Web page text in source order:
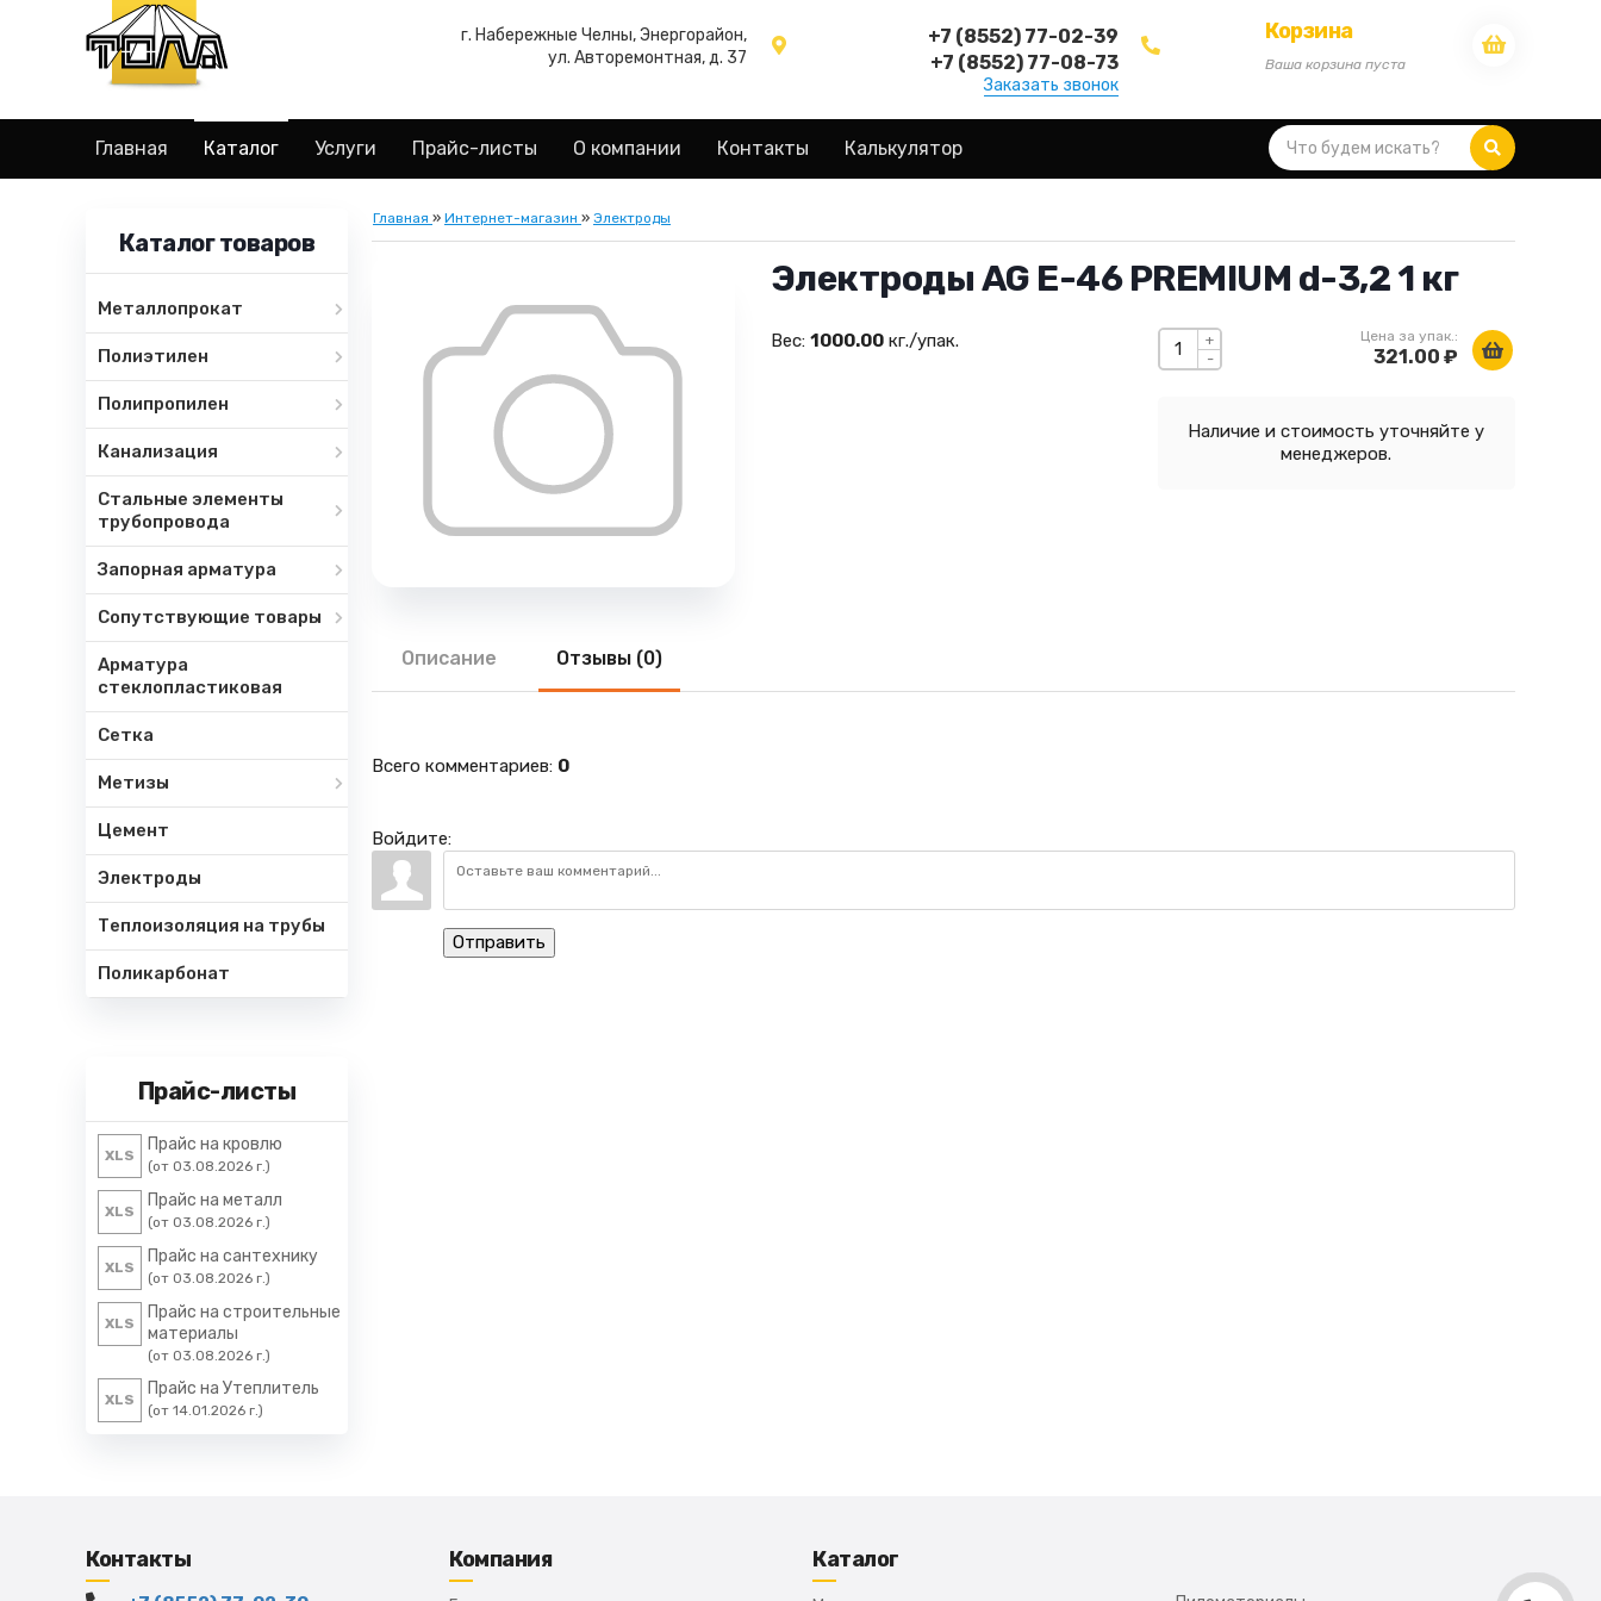
г. Набережные Челны, Энергорайон,
ул. Авторемонтная, д. 37
+7 (8552) 77-02-39
+7 (8552) 77-08-73
Заказать звонок
Корзина
Ваша корзина пуста
Главная Каталог Услуги Прайс-листы О компании Контакты Калькулятор
Каталог товаров
Металлопрокат
Полиэтилен
Полипропилен
Канализация
Стальные элементы
трубопровода
Запорная арматура
Сопутствующие товары
Арматура
стеклопластиковая
Сетка
Метизы
Цемент
Электроды
Теплоизоляция на трубы
Поликарбонат
Прайс-листы
XLS
Прайс на кровлю
(от 03.08.2026 г.)
XLS
Прайс на металл
(от 03.08.2026 г.)
XLS
Прайс на сантехнику
(от 03.08.2026 г.)
XLS
Прайс на строительные
материалы
(от 03.08.2026 г.)
XLS
Прайс на Утеплитель
(от 14.01.2026 г.)
Главная » Интернет-магазин » Электроды
Электроды AG E-46 PREMIUM d-3,2 1 кг
-
+ Цена за упак.:
321.00 ₽
Наличие и стоимость уточняйте у
менеджеров.
Вес: 1000.00кг./упак.
Описание Отзывы (0)
Всего комментариев: 0
Войдите:
Отправить
Контакты Компания Каталог